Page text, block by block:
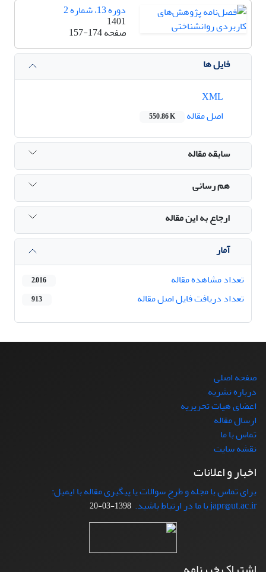
دوره 13، شماره 2
1401
صفحه157-174
فایل ها
اصل مقاله
550.86 K
سابقه مقاله
هم رسانی
ارجاع به این مقاله
آمار
تعداد مشاهده مقاله
2,016
تعداد دریافت فایل اصل مقاله 913
صفحه اصلی
درباره نشریه
اعضای هیات تحریریه
ارسال مقاله
تماس با ما
نقشه سایت
اخبار و اعلانات
برای تماس با مجله و طرح سوالات یا پیگیری مقاله با ایمیل:
japr@ut.ac.ir با ما در ارتباط باشید.
1398-03-20